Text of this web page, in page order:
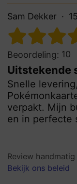
Sam Dekker
Beoordeling: 10
Uitstekende
Snelle
verpakt. Mijn
en in perfecte
Review
Bekijk ons beleid